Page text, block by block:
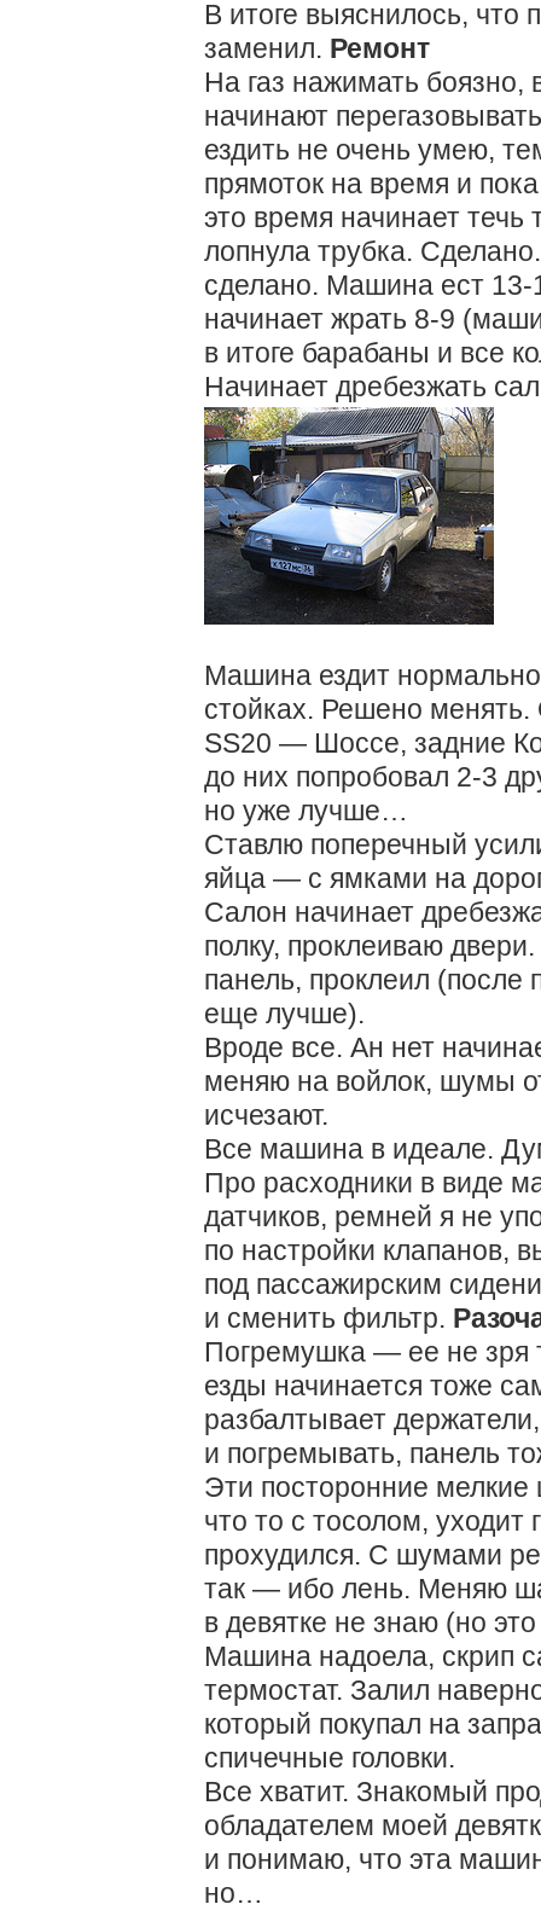
В итоге выяснилось, что
заменил. Ремонт
На газ нажимать
начинают
ездить не очень умею,
прямоток на время и
это время начинает течь
лопнула трубка.
сделано. Машина ест
начинает жрать 8-9
в итоге барабаны и все
Начинает дребезжать
Машина ездит
стойках. Решено
SS20 — Шоссе, задние
до них попробовал 2-3
но уже лучше…
Ставлю поперечный
яйца — с ямками на
Салон начинает
полку, проклеиваю
панель, проклеил (после
еще лучше).
Вроде все. Ан нет
меняю на войлок, шумы
исчезают.
Все машина в идеале.
Про расходники в виде
датчиков, ремней я не
по настройки клапанов,
под пассажирским
и сменить фильтр.
Погремушка — ее не зря
езды начинается тоже
разбалтывает
и погремывать, панель
Эти посторонние
что то с тосолом, уходит
прохудился. С шумами
так — ибо лень. Меняю
в девятке не знаю (но
Машина надоела, скрип
термостат. Залил
который покупал на
спичечные головки.
Все хватит. Знакомый
обладателем моей
и понимаю, что эта
но…